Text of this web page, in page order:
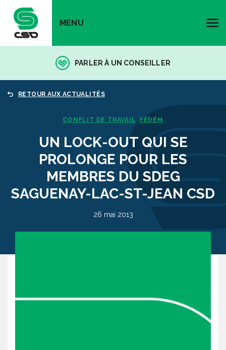
MENU
PARLER À UN CONSEILLER
RETOUR AUX ACTUALITÉS
CONFLIT DE TRAVAIL FÉDÉM
UN LOCK-OUT QUI SE
PROLONGE POUR LES
MEMBRES DU SDEG
SAGUENAY-LAC-ST-JEAN CSD
26 mai 2013